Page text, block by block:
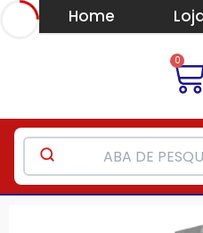
Home
0